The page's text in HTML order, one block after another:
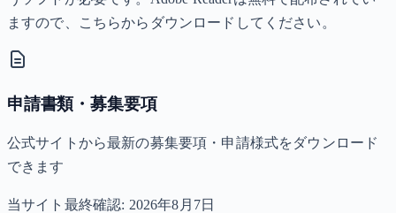
ますので、こちらからダウンロードしてください。
申請書類・募集要項
公式サイトから最新の募集要項・申請様式をダウンロード
できます
当サイト最終確認: 2026年8月7日